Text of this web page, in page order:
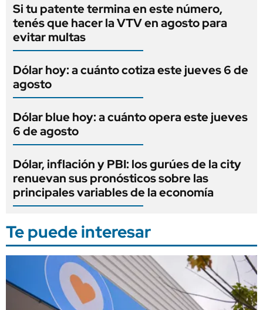
Si tu patente termina en este número,
tenés que hacer la VTV en agosto para
evitar multas
Dólar hoy: a cuánto cotiza este jueves 6 de
agosto
Dólar blue hoy: a cuánto opera este jueves
6 de agosto
Dólar, inflación y PBI: los gurúes de la city
renuevan sus pronósticos sobre las
principales variables de la economía
Te puede interesar